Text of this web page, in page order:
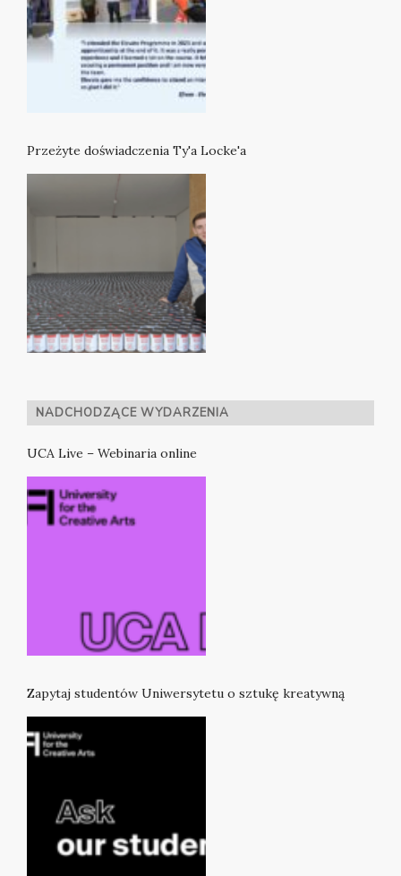
Przeżyte doświadczenia Ty'a Locke'a
NADCHODZĄCE WYDARZENIA
UCA Live – Webinaria online
Zapytaj studentów Uniwersytetu o sztukę kreatywną